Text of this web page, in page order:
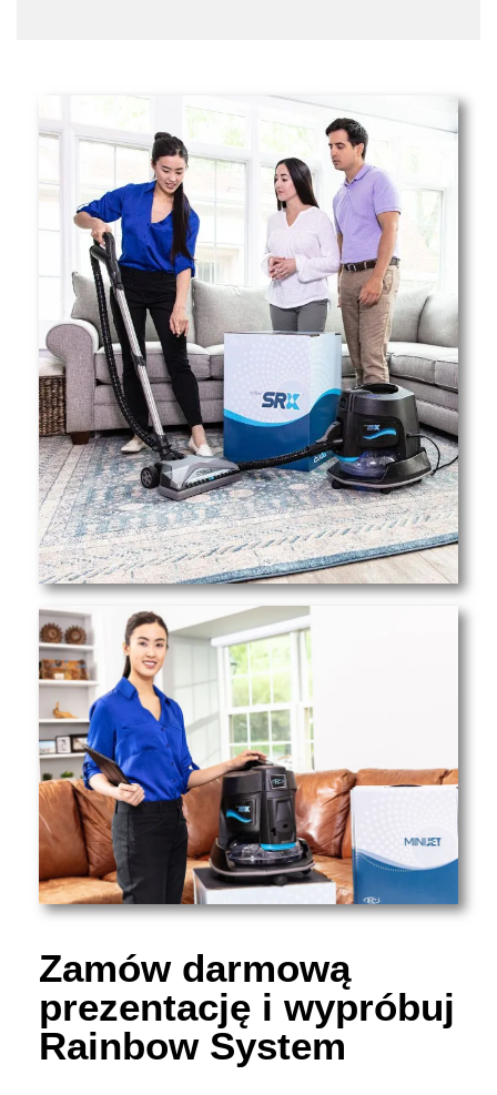
Zamów darmową
prezentację i wypróbuj
Rainbow System